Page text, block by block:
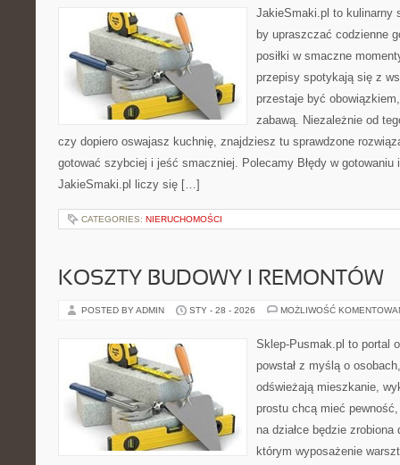
JakieSmaki.pl to kulinarny
by upraszczać codzienne
posiłki w smaczne
przepisy spotykają się z
przestaje być
zabawą. Niezależnie od
czy dopiero oswajasz kuchnię, znajdziesz tu sprawdzone
gotować szybciej i jeść smaczniej. Polecamy Błędy w gotowaniu
JakieSmaki.pl liczy się […]
CATEGORIES: NIERUCHOMOŚCI
KOSZTY BUDOWY I REMONTÓW
POSTED BY ADMIN STY - 28 - 2026 MOŻLIWOŚĆ
Sklep-Pusmak.pl to portal
powstał z myślą o
odświeżają mieszkanie,
prostu chcą mieć
na działce będzie zrobiona
którym wyposażenie